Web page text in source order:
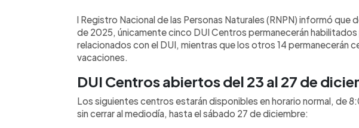
► Escuchar artículo
Durante la semana de Navidad 2025, solo cinco DUI
estarán habilitados para atender trámites del Documento
Identidad (DUI). Del 23 al 27 de diciembre, funcionarán con
los centros ubicados en San Miguel, Soyapango, Santa Ana,
diciembre. A partir del 28 de diciembre, ningún DUI Centro
del RNPN estará cerrada del 23 de diciembre al 2 de
mismo 3 de enero.
l Registro Nacional de las Personas Naturales (RNPN) informó que
de 2025, únicamente cinco DUI Centros permanecerán
relacionados con el DUI, mientras que los otros 14 permanecerán
vacaciones.
DUI Centros abiertos del 23 al 27 de
Los siguientes centros estarán disponibles en horario normal, de
sin cerrar al mediodía, hasta el sábado 27 de diciembre: